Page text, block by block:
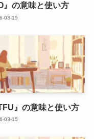
』の意味と使い方
03-15
』の意味と使い方
03-15